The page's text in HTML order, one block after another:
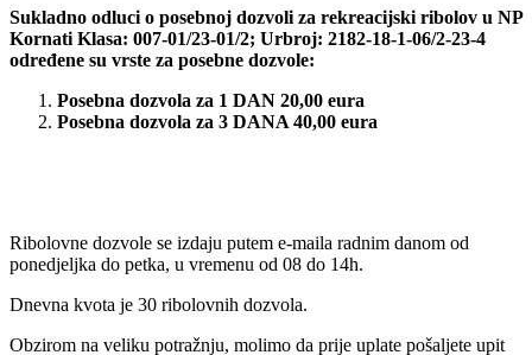
Sukladno odluci o posebnoj dozvoli za rekreacijski ribolov u NP
Kornati Klasa: 007-01/23-01/2; Urbroj: 2182-18-1-06/2-23-4
određene su vrste za posebne dozvole:
Posebna dozvola za 1 DAN 20,00 eura
Posebna dozvola za 3 DANA 40,00 eura
Ribolovne dozvole se izdaju putem e-maila radnim danom od
ponedjeljka do petka, u vremenu od 08 do 14h.
Dnevna kvota je 30 ribolovnih dozvola.
Obzirom na veliku potražnju, molimo da prije uplate pošaljete upit